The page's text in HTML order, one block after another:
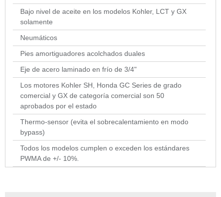
Bajo nivel de aceite en los modelos Kohler, LCT y GX
solamente
Neumáticos
Pies amortiguadores acolchados duales
Eje de acero laminado en frío de 3/4"
Los motores Kohler SH, Honda GC Series de grado
comercial y GX de categoría comercial son 50
aprobados por el estado
Thermo-sensor (evita el sobrecalentamiento en modo
bypass)
Todos los modelos cumplen o exceden los estándares
PWMA de +/- 10%.